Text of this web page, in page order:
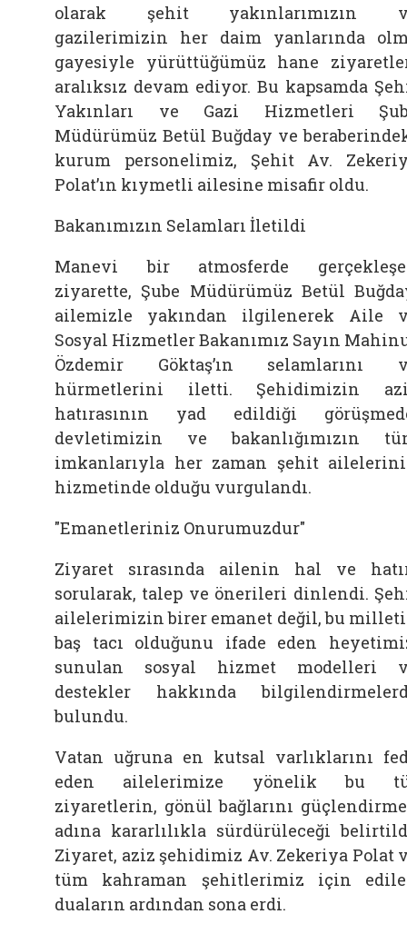
olarak şehit yakınlarımızın
gazilerimizin her daim yanlarında
gayesiyle yürüttüğümüz hane
aralıksız devam ediyor. Bu kapsamda
Yakınları ve Gazi Hizmetleri
Müdürümüz Betül Buğday ve
kurum personelimiz, Şehit Av.
Polat’ın kıymetli ailesine misafir oldu.
Bakanımızın Selamları İletildi
Manevi bir atmosferde
ziyarette, Şube Müdürümüz Betül
ailemizle yakından ilgilenerek Aile
Sosyal Hizmetler Bakanımız Sayın
Özdemir Göktaş’ın selamlarını
hürmetlerini iletti. Şehidimizin
hatırasının yad edildiği
devletimizin ve bakanlığımızın
imkanlarıyla her zaman şehit
hizmetinde olduğu vurgulandı.
"Emanetleriniz Onurumuzdur"
Ziyaret sırasında ailenin hal ve
sorularak, talep ve önerileri dinlendi.
ailelerimizin birer emanet değil, bu
baş tacı olduğunu ifade eden
sunulan sosyal hizmet modelleri
destekler hakkında
bulundu.
Vatan uğruna en kutsal varlıklarını
eden ailelerimize yönelik bu
ziyaretlerin, gönül bağlarını
adına kararlılıkla sürdürüleceği
Ziyaret, aziz şehidimiz Av. Zekeriya Polat
tüm kahraman şehitlerimiz için
duaların ardından sona erdi.